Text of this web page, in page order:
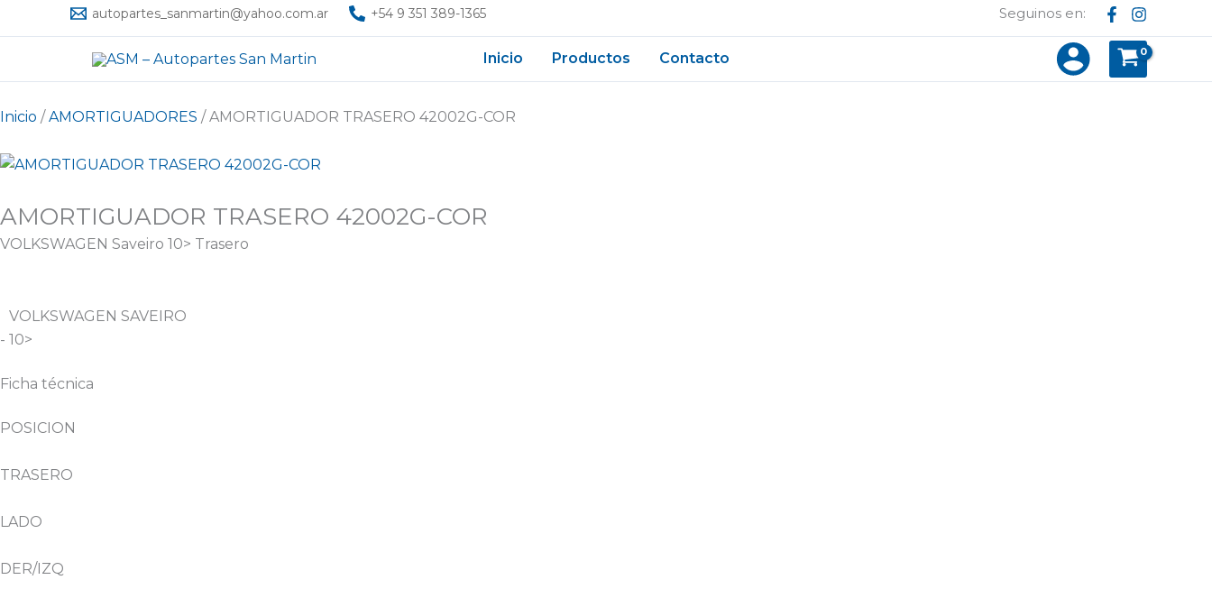
al
autopartes_sanmartin@yahoo.com.ar +54 9 351 389-1365 Seguinos en:
Inicio Productos Contacto
Inicio /AMORTIGUADORES / AMORTIGUADOR TRASERO 42002G-COR
AMORTIGUADOR TRASERO 42002G-COR
VOLKSWAGEN Saveiro 10> Trasero
VOLKSWAGEN SAVEIRO
- 10>
Ficha técnica
POSICION
TRASERO
LADO
DER/IZQ